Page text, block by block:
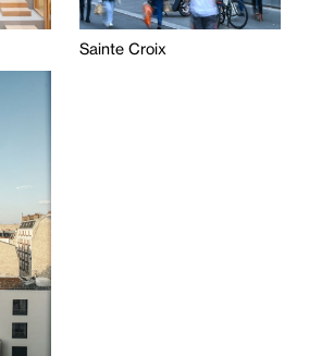
Sainte Croix